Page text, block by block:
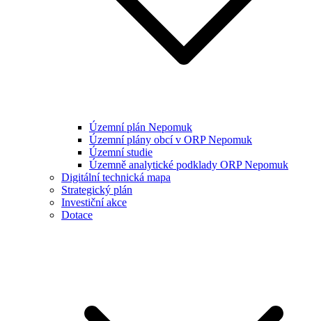
Územní plán Nepomuk
Územní plány obcí v ORP Nepomuk
Územní studie
Územně analytické podklady ORP Nepomuk
Digitální technická mapa
Strategický plán
Investiční akce
Dotace